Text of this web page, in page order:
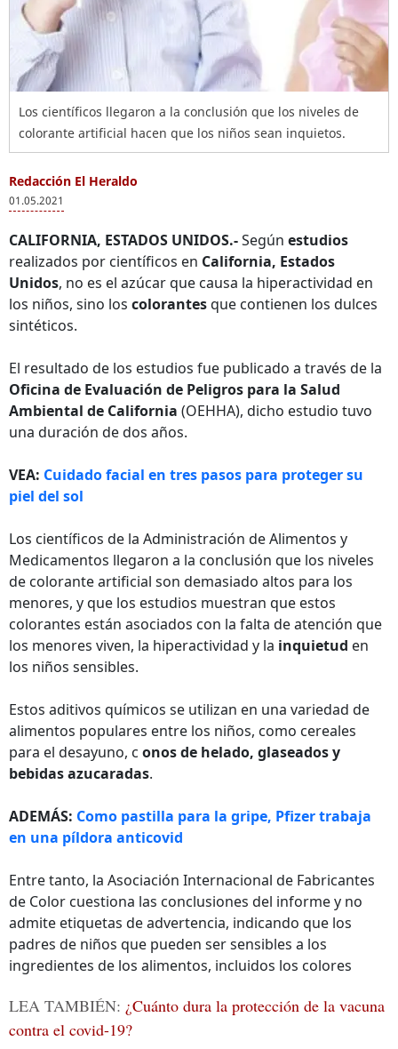
Los científicos llegaron a la conclusión que los niveles de
colorante artificial hacen que los niños sean inquietos.
Redacción El Heraldo
01.05.2021
CALIFORNIA, ESTADOS UNIDOS.-Según estudios
realizados por científicos en California, Estados
Unidos, no es el azúcar que causa la hiperactividad en
los niños, sino los colorantesque contienen los dulces
sintéticos.
El resultado de los estudios fue publicado a través de la
Oficina de Evaluación de Peligros para la Salud
Ambiental de California (OEHHA), dicho estudio tuvo
una duración de dos años.
VEA: Cuidado facial en tres pasos para proteger su
piel del sol
Los científicos de la Administración de Alimentos y
Medicamentos llegaron a la conclusión que los niveles
de colorante artificial son demasiado altos para los
menores, y que los estudios muestran que estos
colorantes están asociados con la falta de atención que
los menores viven, la hiperactividad y la inquietud en
los niños sensibles.
Estos aditivos químicos se utilizan en una variedad de
alimentos populares entre los niños, como cereales
para el desayuno, c onos de helado, glaseados y
bebidas azucaradas.
ADEMÁS: Como pastilla para la gripe, Pfizer trabaja
en una píldora anticovid
Entre tanto, la Asociación Internacional de Fabricantes
de Color cuestiona las conclusiones del informe y no
admite etiquetas de advertencia, indicando que los
padres de niños que pueden ser sensibles a los
ingredientes de los alimentos, incluidos los colores
LEA TAMBIÉN: ¿Cuánto dura la protección de la vacuna
contra el covid-19?